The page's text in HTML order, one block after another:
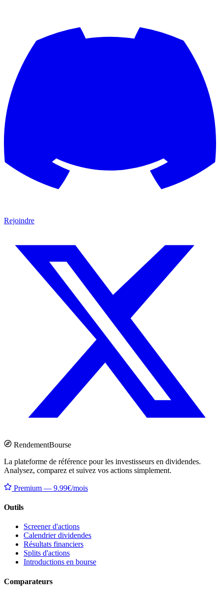
Rejoindre
RendementBourse
La plateforme de référence pour les investisseurs en dividendes.
Analysez, comparez et suivez vos actions simplement.
Premium — 9.99€/mois
Outils
Screener d'actions
Calendrier dividendes
Résultats financiers
Splits d'actions
Introductions en bourse
Comparateurs